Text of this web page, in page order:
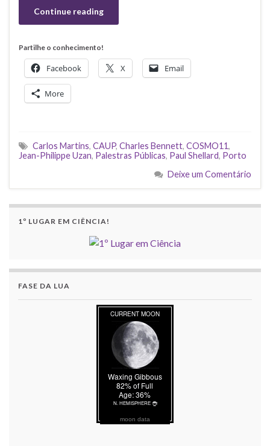
Continue reading
Partilhe o conhecimento!
Facebook X Email
More
Carlos Martins, CAUP, Charles Bennett, COSMO11,
Jean-Philippe Uzan, Palestras Públicas, Paul Shellard, Porto
Deixe um Comentário
1º LUGAR EM CIÊNCIA!
FASE DA LUA
moon data